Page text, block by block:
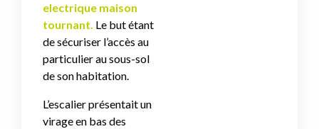
electrique maison
tournant. Le but étant
de sécuriser l’accès au
particulier au sous-sol
de son habitation.
L’escalier présentait un
virage en bas des